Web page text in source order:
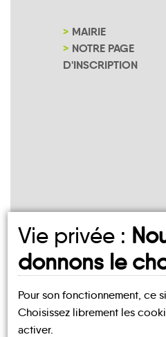
MAIRIE
NOTRE PAGE
D'INSCRIPTION
UN AVIS, UN
À
Vie privée :
donnons le
Pour son fonctionnement, ce
Choisissez librement les
activer.